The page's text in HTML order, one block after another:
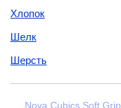
Хлопок
Шелк
Шерсть
Nova Cubics Soft Grip